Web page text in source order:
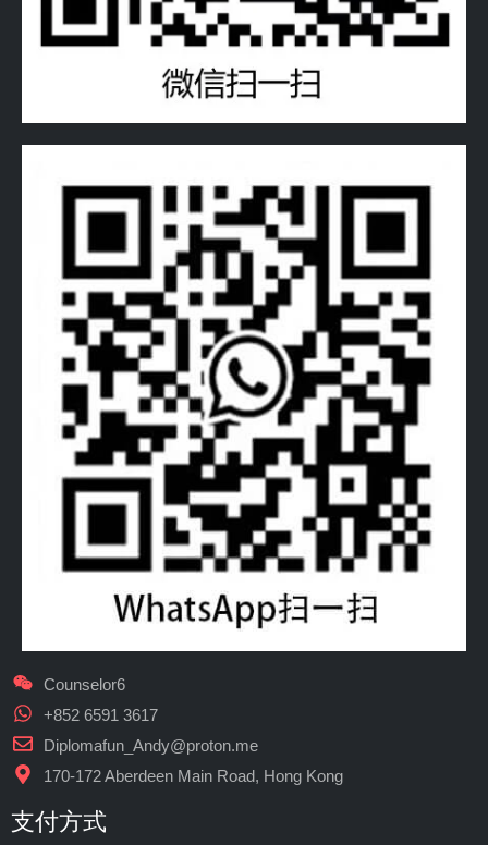
Counselor6
+852 6591 3617
Diplomafun_Andy@proton.me
170-172 Aberdeen Main Road, Hong Kong
支付方式